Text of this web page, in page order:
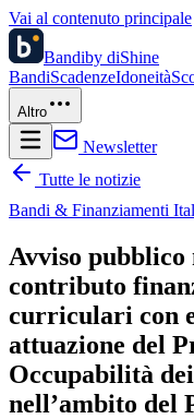
Vai al contenuto principale
Bandiby diShine
BandiScadenzeIdoneità
Altro
Newsletter
Tutte le notizie
Bandi & Finanziamenti
Avviso pubblico
contributo
curriculari con
attuazione del
Occupabilità
nell’ambito del